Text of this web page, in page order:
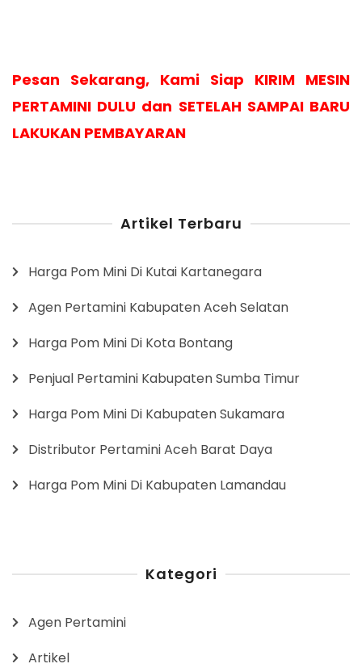
Pesan Sekarang, Kami Siap KIRIM MESIN
PERTAMINI DULU dan SETELAH SAMPAI BARU
LAKUKAN PEMBAYARAN
Artikel Terbaru
Harga Pom Mini Di Kutai Kartanegara
Agen Pertamini Kabupaten Aceh Selatan
Harga Pom Mini Di Kota Bontang
Penjual Pertamini Kabupaten Sumba Timur
Harga Pom Mini Di Kabupaten Sukamara
Distributor Pertamini Aceh Barat Daya
Harga Pom Mini Di Kabupaten Lamandau
Kategori
Agen Pertamini
Artikel